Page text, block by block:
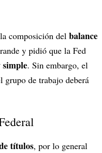
composición del balance
y pidió que la Fed
simple. Sin embargo, el
grupo de trabajo deberá
títulos, por lo general